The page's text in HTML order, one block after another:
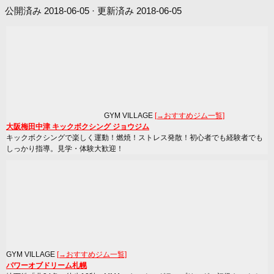
公開済み 2018-06-05 · 更新済み 2018-06-05
GYM VILLAGE [→おすすめジム一覧]
大阪梅田中津 キックボクシング ジョウジム
キックボクシングで楽しく運動！燃焼！ストレス発散！初心者でも経験者でも
しっかり指導。見学・体験大歓迎！
GYM VILLAGE [→おすすめジム一覧]
パワーオブドリーム札幌